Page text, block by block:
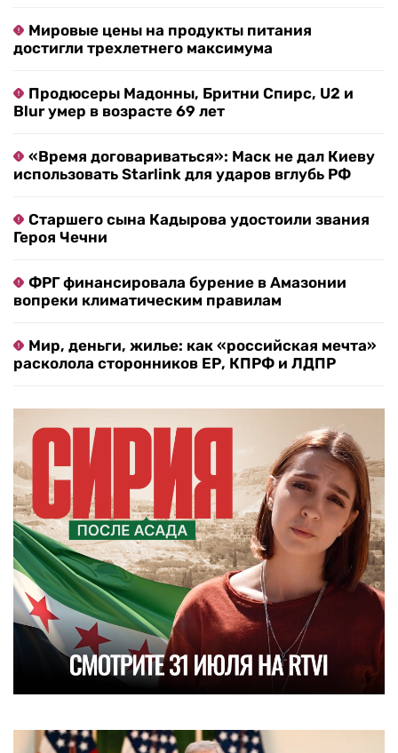
Мировые цены на продукты питания
достигли трехлетнего максимума
Продюсеры Мадонны, Бритни Спирс, U2 и
Blur умер в возрасте 69 лет
«Время договариваться»: Маск не дал Киеву
использовать Starlink для ударов вглубь РФ
Старшего сына Кадырова удостоили звания
Героя Чечни
ФРГ финансировала бурение в Амазонии
вопреки климатическим правилам
Мир, деньги, жилье: как «российская мечта»
расколола сторонников ЕР, КПРФ и ЛДПР